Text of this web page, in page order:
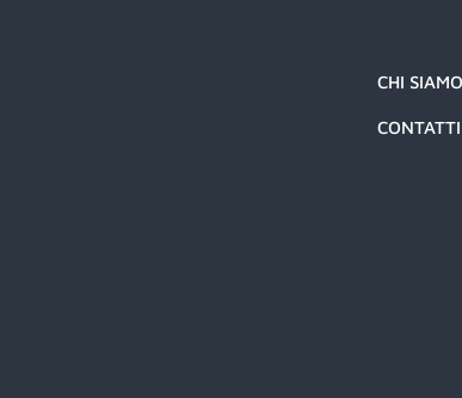
CHI SIAMO
CONTATTI